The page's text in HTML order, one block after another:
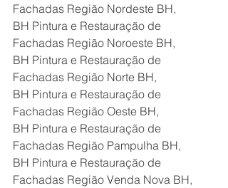
Fachadas Região Nordeste BH,
BH Pintura e Restauração de
Fachadas Região Noroeste BH,
BH Pintura e Restauração de
Fachadas Região Norte BH,
BH Pintura e Restauração de
Fachadas Região Oeste BH,
BH Pintura e Restauração de
Fachadas Região Pampulha BH,
BH Pintura e Restauração de
Fachadas Região Venda Nova BH,